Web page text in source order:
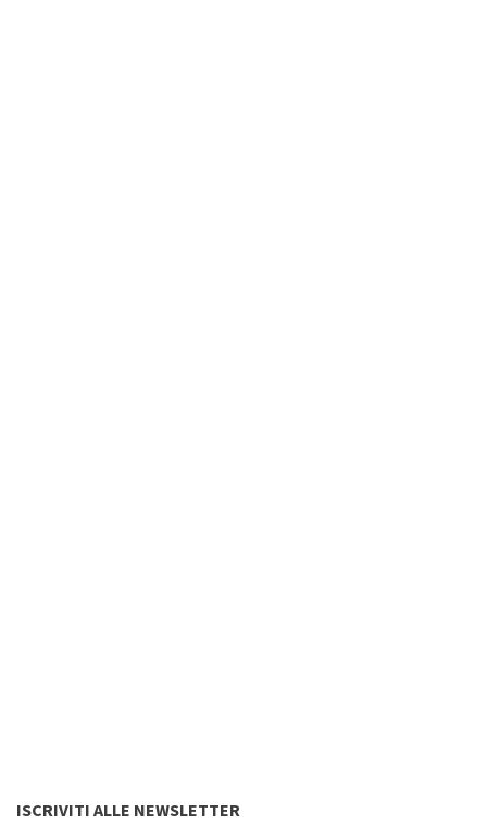
ISCRIVITI ALLE NEWSLETTER